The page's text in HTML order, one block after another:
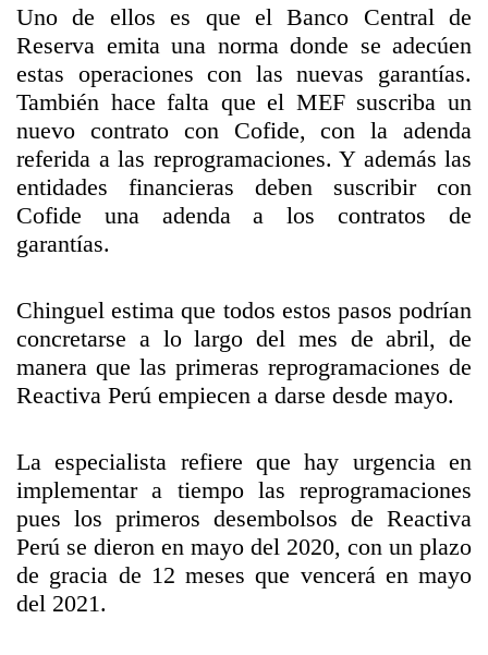
Uno de ellos es que el Banco Central de
Reserva emita una norma donde se adecúen
estas operaciones con las nuevas garantías.
También hace falta que el MEF suscriba un
nuevo contrato con Cofide, con la adenda
referida a las reprogramaciones. Y además las
entidades financieras deben suscribir con
Cofide una adenda a los contratos de
garantías.
Chinguel estima que todos estos pasos podrían
concretarse a lo largo del mes de abril, de
manera que las primeras reprogramaciones de
Reactiva Perú empiecen a darse desde mayo.
La especialista refiere que hay urgencia en
implementar a tiempo las reprogramaciones
pues los primeros desembolsos de Reactiva
Perú se dieron en mayo del 2020, con un plazo
de gracia de 12 meses que vencerá en mayo
del 2021.